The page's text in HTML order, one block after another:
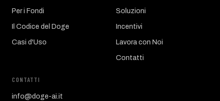
Per i Fondi
Il Codice del Doge
Casi d'Uso
Soluzioni
Incentivi
Lavora con Noi
Contatti
CONTATTI
info@doge-ai.it